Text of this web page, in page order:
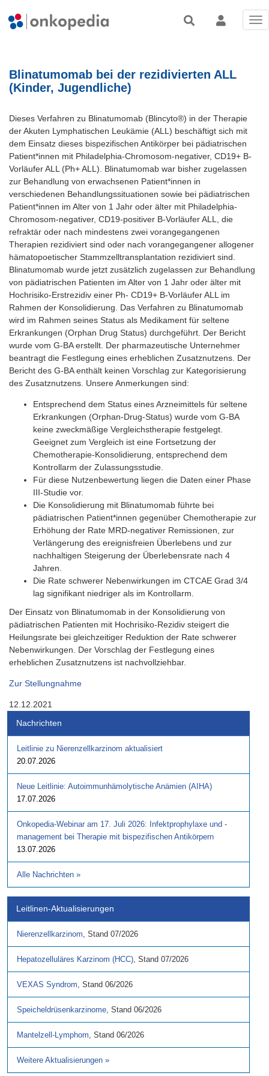
Blinatumomab bei der rezidivierten ALL
(Kinder, Jugendliche)
Dieses Verfahren zu Blinatumomab (Blincyto®) in der Therapie
der Akuten Lymphatischen Leukämie (ALL) beschäftigt sich mit
dem Einsatz dieses bispezifischen Antikörper bei pädiatrischen
Patient*innen mit Philadelphia-Chromosom-negativer, CD19+ B-
Vorläufer ALL (Ph+ ALL). Blinatumomab war bisher zugelassen
zur Behandlung von erwachsenen Patient*innen in
verschiedenen Behandlungssituationen sowie bei pädiatrischen
Patient*innen im Alter von 1 Jahr oder älter mit Philadelphia-
Chromosom-negativer, CD19-positiver B-Vorläufer ALL, die
refraktär oder nach mindestens zwei vorangegangenen
Therapien rezidiviert sind oder nach vorangegangener allogener
hämatopoetischer Stammzelltransplantation rezidiviert sind.
Blinatumomab wurde jetzt zusätzlich zugelassen zur Behandlung
von pädiatrischen Patienten im Alter von 1 Jahr oder älter mit
Hochrisiko-Erstrezidiv einer Ph- CD19+ B-Vorläufer ALL im
Rahmen der Konsolidierung. Das Verfahren zu Blinatumomab
wird im Rahmen seines Status als Medikament für seltene
Erkrankungen (Orphan Drug Status) durchgeführt. Der Bericht
wurde vom G-BA erstellt. Der pharmazeutische Unternehmer
beantragt die Festlegung eines erheblichen Zusatznutzens. Der
Bericht des G-BA enthält keinen Vorschlag zur Kategorisierung
des Zusatznutzens. Unsere Anmerkungen sind:
Entsprechend dem Status eines Arzneimittels für seltene
Erkrankungen (Orphan-Drug-Status) wurde vom G-BA
keine zweckmäßige Vergleichstherapie festgelegt.
Geeignet zum Vergleich ist eine Fortsetzung der
Chemotherapie-Konsolidierung, entsprechend dem
Kontrollarm der Zulassungsstudie.
Für diese Nutzenbewertung liegen die Daten einer Phase
III-Studie vor.
Die Konsolidierung mit Blinatumomab führte bei
pädiatrischen Patient*innen gegenüber Chemotherapie zur
Erhöhung der Rate MRD-negativer Remissionen, zur
Verlängerung des ereignisfreien Überlebens und zur
nachhaltigen Steigerung der Überlebensrate nach 4
Jahren.
Die Rate schwerer Nebenwirkungen im CTCAE Grad 3/4
lag signifikant niedriger als im Kontrollarm.
Der Einsatz von Blinatumomab in der Konsolidierung von
pädiatrischen Patienten mit Hochrisiko-Rezidiv steigert die
Heilungsrate bei gleichzeitiger Reduktion der Rate schwerer
Nebenwirkungen. Der Vorschlag der Festlegung eines
erheblichen Zusatznutzens ist nachvollziehbar.
Zur Stellungnahme
12.12.2021
Nachrichten
Leitlinie zu Nierenzellkarzinom aktualisiert
20.07.2026
Neue Leitlinie: Autoimmunhämolytische Anämien (AIHA)
17.07.2026
Onkopedia-Webinar am 17. Juli 2026: Infektprophylaxe und -
management bei Therapie mit bispezifischen Antikörpern
13.07.2026
Alle Nachrichten »
Leitlinen-Aktualisierungen
Nierenzellkarzinom, Stand 07/2026
Hepatozelluläres Karzinom (HCC), Stand 07/2026
VEXAS Syndrom, Stand 06/2026
Speicheldrüsenkarzinome, Stand 06/2026
Mantelzell-Lymphom, Stand 06/2026
Weitere Aktualisierungen »